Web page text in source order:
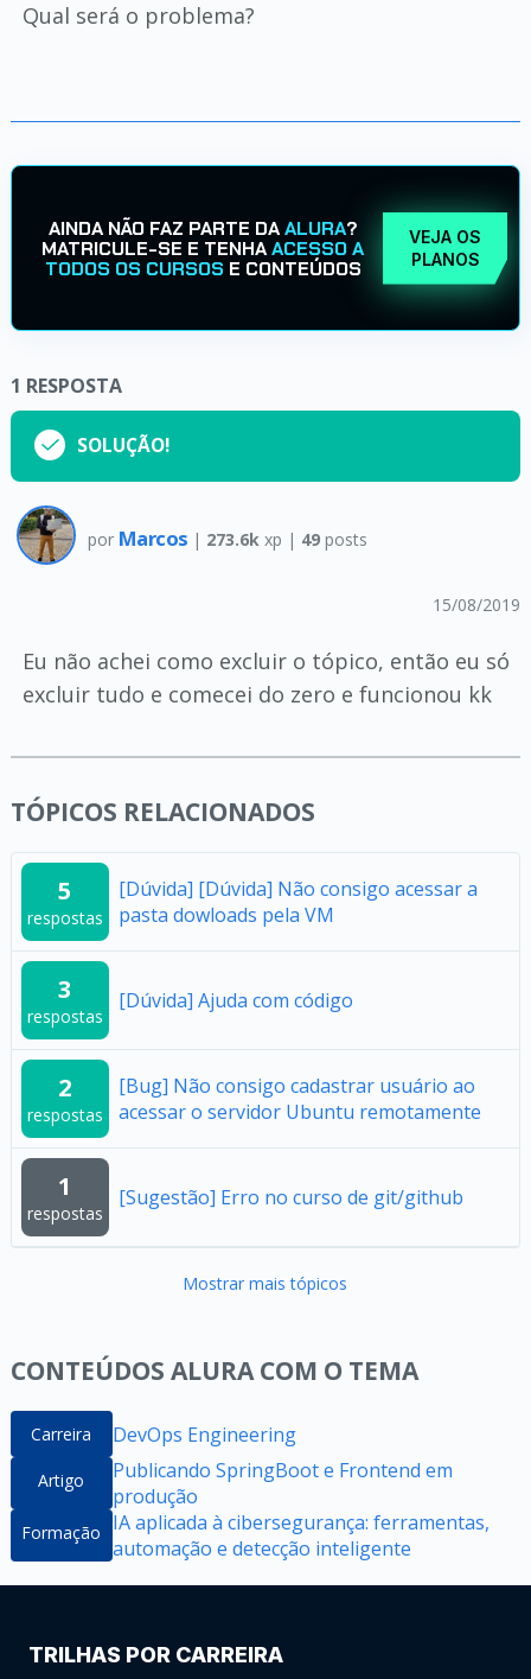
Qual será o problema?
AINDA NÃO FAZ PARTE DAALURA?
MATRICULE-SE E TENHAACESSO A
TODOS OS CURSOS E CONTEÚDOS
VEJA OS
PLANOS
1 RESPOSTA
SOLUÇÃO!
por Marcos | 273.6k xp | 49posts
15/08/2019
Eu não achei como excluir o tópico, então eu só
excluir tudo e comecei do zero e funcionou kk
TÓPICOS RELACIONADOS
5
respostas
[Dúvida] [Dúvida] Não consigo acessar a
pasta dowloads pela VM
3
respostas
[Dúvida] Ajuda com código
2
respostas
[Bug] Não consigo cadastrar usuário ao
acessar o servidor Ubuntu remotamente
1
respostas
[Sugestão] Erro no curso de git/github
Mostrar mais tópicos
CONTEÚDOS ALURA COM O TEMA
Carreira DevOps Engineering
Artigo
Publicando SpringBoot e Frontend em
produção
Formação
IA aplicada à cibersegurança: ferramentas,
automação e detecção inteligente
TRILHAS POR CARREIRA